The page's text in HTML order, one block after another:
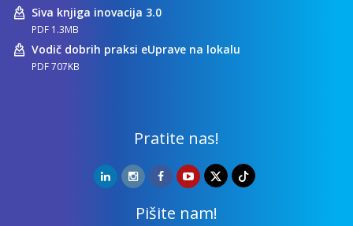
Siva knjiga inovacija 3.0
PDF 1.3MB
Vodič dobrih praksi eUprave na lokalu
PDF 707KB
Pratite nas!
Pišite nam!